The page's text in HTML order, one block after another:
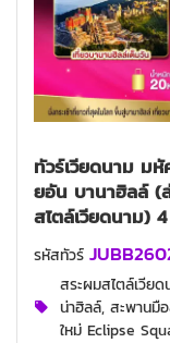
ทัวร์เวียดนาม ม
ยอัน บานาฮิลล์ (
สไตล์เวียดนาม)
รหัสทัวร์
สระผมสไตล์เวีย
น่าฮิลล์, สะพานมื
ใหม่ Eclipse